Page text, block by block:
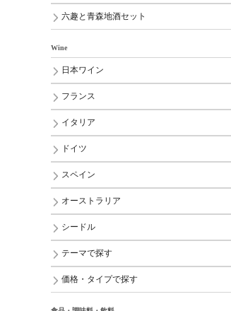
六趣と青森地酒セット
Wine
日本ワイン
フランス
イタリア
ドイツ
スペイン
オーストラリア
シードル
テーマで探す
価格・タイプで探す